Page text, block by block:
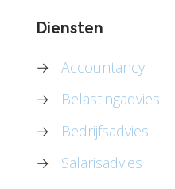
Diensten
→
Accountancy
→
Belastingadvies
→
Bedrijfsadvies
→
Salarisadvies